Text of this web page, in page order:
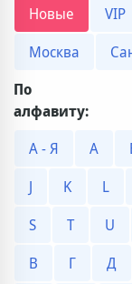
Новые
VIP
Москва
По
алфавиту:
А - Я
A
J
K L
S
T U
В
Г Д